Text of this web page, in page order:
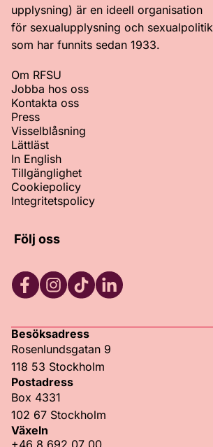
upplysning) är en ideell organisation
för sexualupplysning och sexualpolitik
som har funnits sedan 1933.
Om RFSU
Jobba hos oss
Kontakta oss
Press
Visselblåsning
Lättläst
In English
Tillgänglighet
Cookiepolicy
Integritetspolicy
Följ oss
Besöksadress
Rosenlundsgatan 9
118 53 Stockholm
Postadress
Box 4331
102 67 Stockholm
Växeln